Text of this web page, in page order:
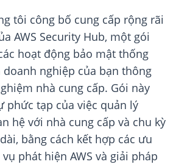
tôi công bố cung cấp rộng rãi
AWS Security Hub, một gói
hoạt động bảo mật thống
nghiệp của bạn thông
nhà cung cấp. Gói này
phức tạp của việc quản lý
hệ với nhà cung cấp và chu kỳ
bằng cách kết hợp các ưu
phát hiện AWS và giải pháp